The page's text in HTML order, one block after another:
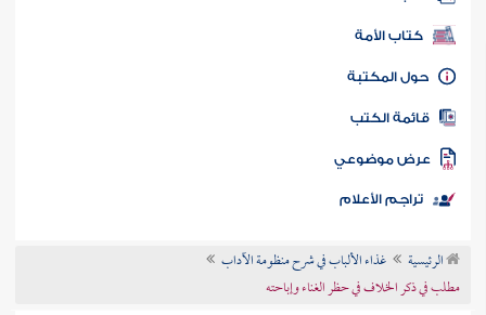
كتب PDF
كتاب الأمة
المكتبة
الكتب
موضوعي
تراجم الأعلام
الرئيسية
غذاء الألباب في شرح منظومة الآداب
مطلب في ذكر الخلاف في حظر الغناء وإباحته